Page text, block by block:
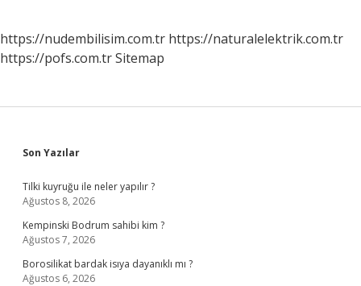
https://nudembilisim.com.tr https://naturalelektrik.com.tr
https://pofs.com.trSitemap
Sidebar
Son Yazılar
Tilki kuyruğu ile neler yapılır ?
Ağustos 8, 2026
Kempinski Bodrum sahibi kim ?
Ağustos 7, 2026
Borosilikat bardak isıya dayanıklı mı ?
Ağustos 6, 2026